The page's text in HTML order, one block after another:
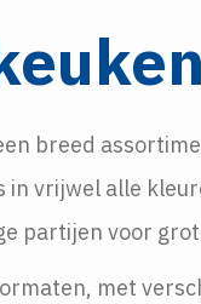
breed
vrijwel alle
partijen voor
met